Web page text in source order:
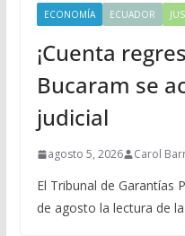
ECONOMÍA ECUADOR
¡Cuenta
Bucaram se
judicial
agosto 5, 2026 Carol
El Tribunal de Garantías
de agosto la lectura de